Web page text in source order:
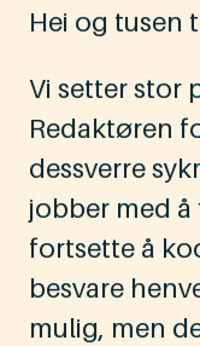
Hei og tusen
Vi setter stor
Redaktøren
dessverre
jobber med å
fortsette å
besvare
mulig, men